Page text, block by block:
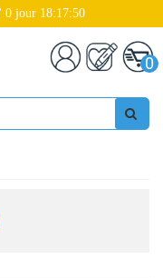
0 jour 18:17:50
0